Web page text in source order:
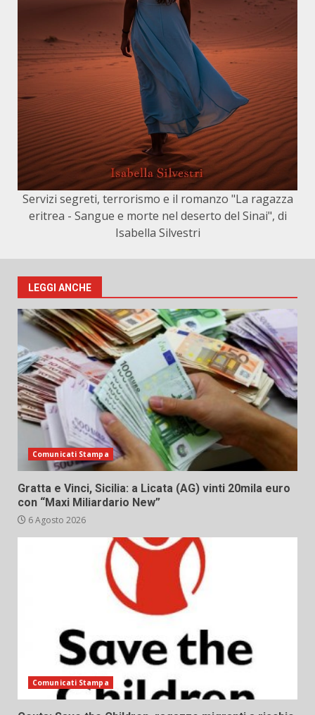
Servizi segreti, terrorismo e il romanzo "La ragazza
eritrea - Sangue e morte nel deserto del Sinai", di
Isabella Silvestri
LEGGI ANCHE
Comunicati Stampa
Gratta e Vinci, Sicilia: a Licata (AG) vinti 20mila euro
con “Maxi Miliardario New”
6 Agosto 2026
Comunicati Stampa